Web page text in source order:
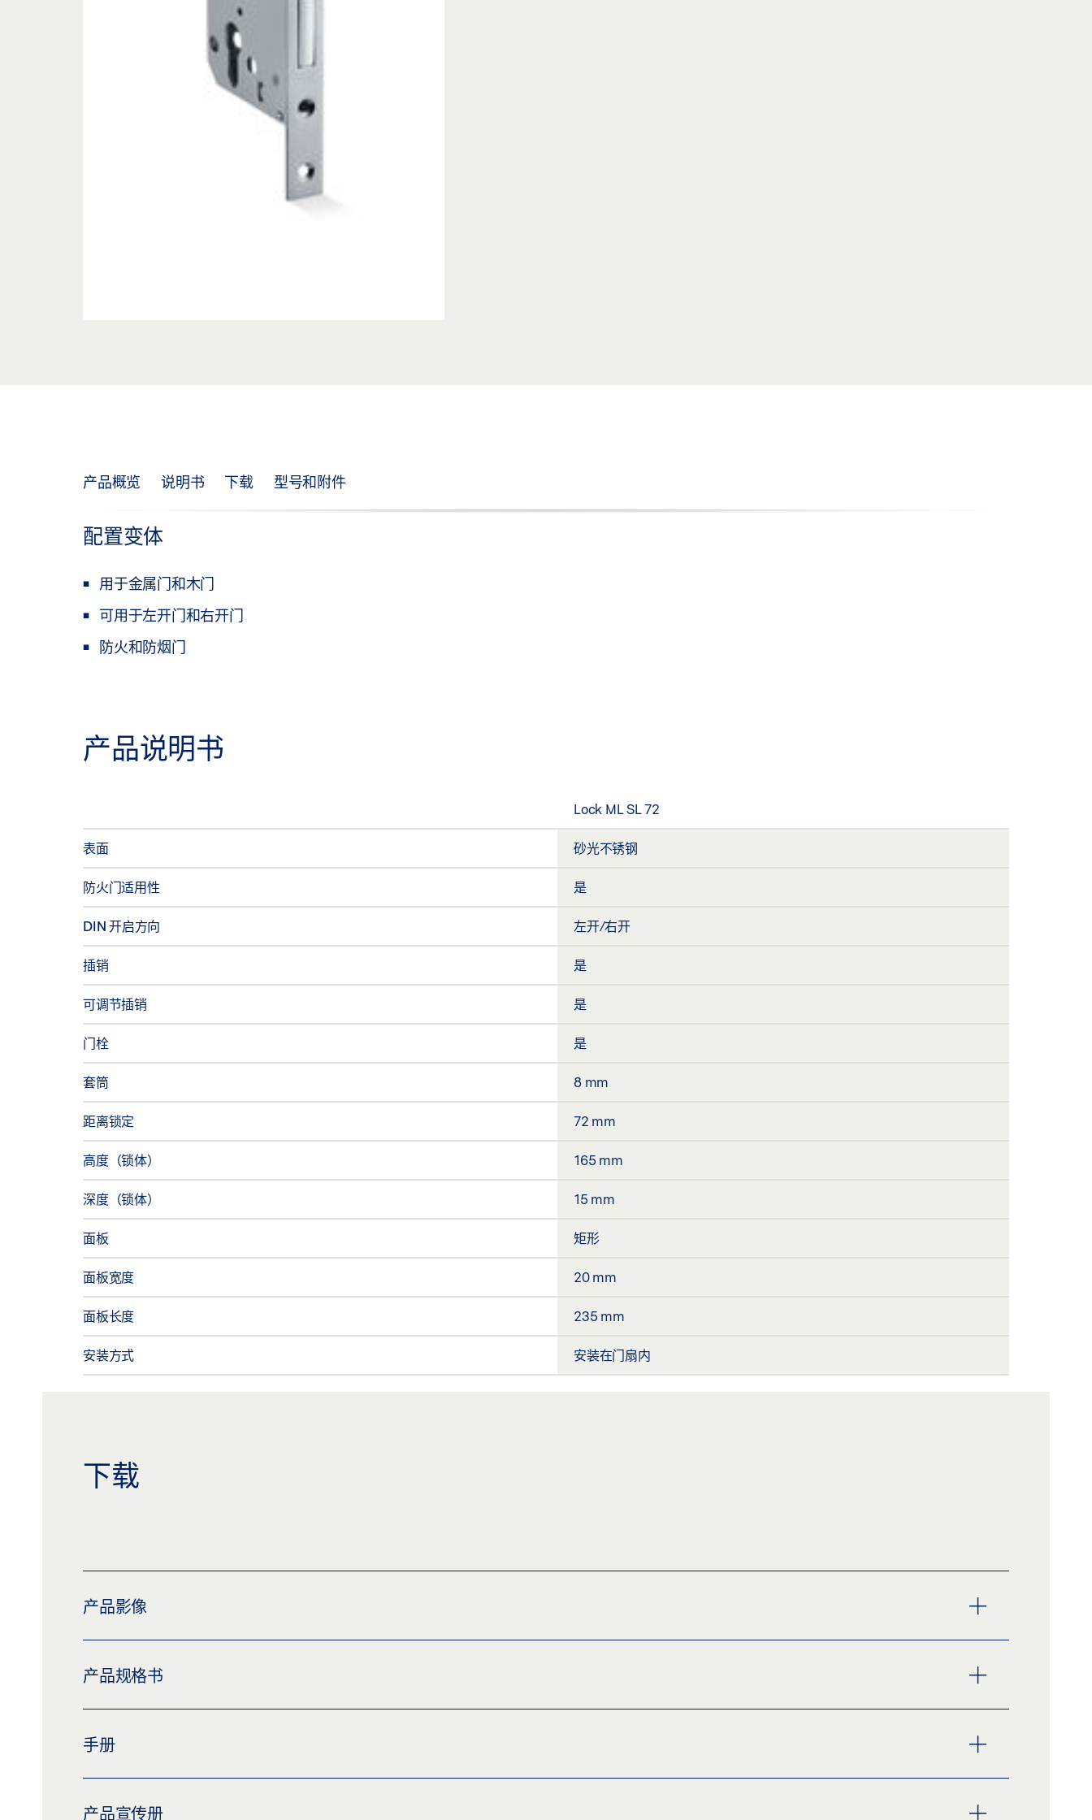
产品概览 说明书 下载 型号和附件
配置变体
用于金属门和木门
可用于左开门和右开门
防火和防烟门
产品说明书
Lock ML SL 72
表面 砂光不锈钢
防火门适用性 是
DIN 开启方向 左开/右开
插销 是
可调节插销 是
门栓 是
套筒 8 mm
距离锁定 72 mm
高度（锁体） 165 mm
深度（锁体） 15 mm
面板 矩形
面板宽度 20 mm
面板长度 235 mm
安装方式 安装在门扇内
下载
产品影像
下载 (PNG)
产品规格书
预览
手册
预览
产品宣传册